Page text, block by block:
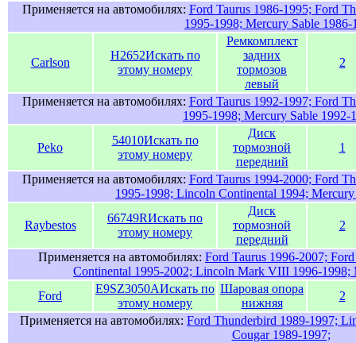
Применяется на автомобилях: Ford Taurus 1986-1995; Ford
1995-1998; Mercury Sable 1986-
Carlson
H2652Искать по
этому номеру
Ремкомплект
задних
тормозов
левый
2
Применяется на автомобилях: Ford Taurus 1992-1997; Ford
1995-1998; Mercury Sable 1992-
Peko
54010Искать по
этому номеру
Диск
тормозной
передний
1
Применяется на автомобилях: Ford Taurus 1994-2000; Ford
1995-1998; Lincoln Continental 1994;
Raybestos
66749RИскать по
этому номеру
Диск
тормозной
передний
2
Применяется на автомобилях: Ford Taurus 1996-2007;
Continental 1995-2002; Lincoln Mark VIII 1996-1998;
Ford
E9SZ3050AИскать по
этому номеру
Шаровая опора
нижняя
2
Применяется на автомобилях: Ford Thunderbird 1989-1997;
Cougar 1989-1997;